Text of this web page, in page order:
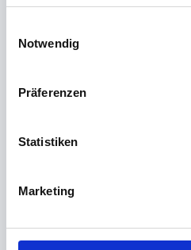
Notwendig
Präferenzen
Statistiken
Marketing
arztspezifischen Fallwert Ihrer
FH
Epidemiologie
(vererbten)
Deutschland liegt zwischen
Diese haben ein permanent